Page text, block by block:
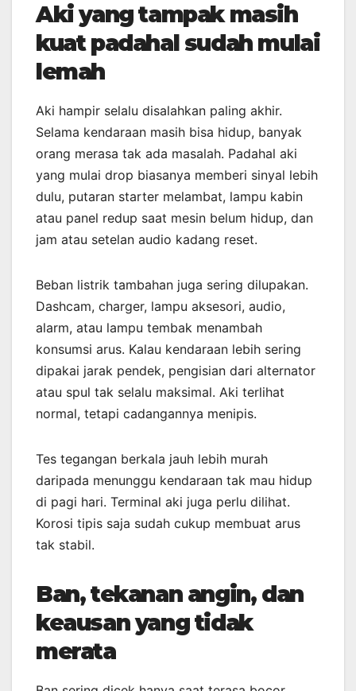
Aki yang tampak masih
kuat padahal sudah mulai
lemah
Aki hampir selalu disalahkan paling akhir.
Selama kendaraan masih bisa hidup, banyak
orang merasa tak ada masalah. Padahal aki
yang mulai drop biasanya memberi sinyal lebih
dulu, putaran starter melambat, lampu kabin
atau panel redup saat mesin belum hidup, dan
jam atau setelan audio kadang reset.
Beban listrik tambahan juga sering dilupakan.
Dashcam, charger, lampu aksesori, audio,
alarm, atau lampu tembak menambah
konsumsi arus. Kalau kendaraan lebih sering
dipakai jarak pendek, pengisian dari alternator
atau spul tak selalu maksimal. Aki terlihat
normal, tetapi cadangannya menipis.
Tes tegangan berkala jauh lebih murah
daripada menunggu kendaraan tak mau hidup
di pagi hari. Terminal aki juga perlu dilihat.
Korosi tipis saja sudah cukup membuat arus
tak stabil.
Ban, tekanan angin, dan
keausan yang tidak
merata